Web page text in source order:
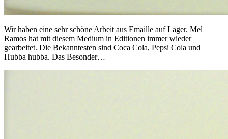
Wir haben eine sehr schöne Arbeit aus Emaille auf Lager. Mel
Ramos hat mit diesem Medium in Editionen immer wieder
gearbeitet. Die Bekanntesten sind Coca Cola, Pepsi Cola und
Hubba hubba. Das Besonder…